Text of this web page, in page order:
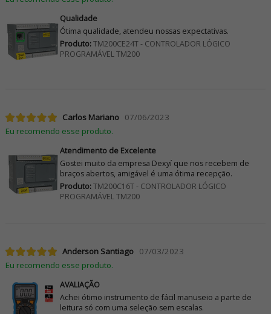
Qualidade
Ótima qualidade, atendeu nossas expectativas.
Produto:TM200CE24T - CONTROLADOR LÓGICO
PROGRAMÁVEL TM200
Carlos Mariano 07/06/2023
Eu recomendo esse produto.
Atendimento de Excelente
Gostei muito da empresa Dexyí que nos recebem de
braços abertos, amigável é uma ótima recepção.
Produto:TM200C16T - CONTROLADOR LÓGICO
PROGRAMÁVEL TM200
Anderson Santiago 07/03/2023
Eu recomendo esse produto.
AVALIAÇÃO
Achei ótimo instrumento de fácil manuseio a parte de
leitura só com uma seleção sem escalas.